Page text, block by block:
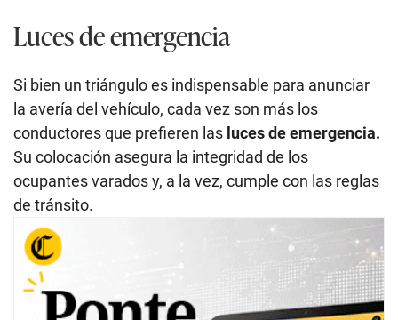
Luces de emergencia
Si bien un triángulo es indispensable para anunciar
la avería del vehículo, cada vez son más los
conductores que prefieren las luces de emergencia.
Su colocación asegura la integridad de los
ocupantes varados y, a la vez, cumple con las reglas
de tránsito.